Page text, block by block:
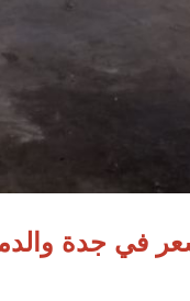
في جدة